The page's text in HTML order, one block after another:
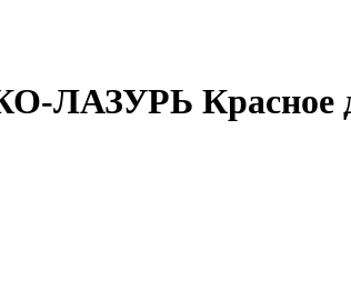
ЛАЗУРЬ Красное